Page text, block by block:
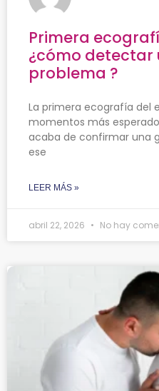
Primera
¿cómo detectar
problema ?
La primera ecografía del
momentos más
acaba de confirmar una
ese
LEER MÁS »
abril 22, 2026 No hay